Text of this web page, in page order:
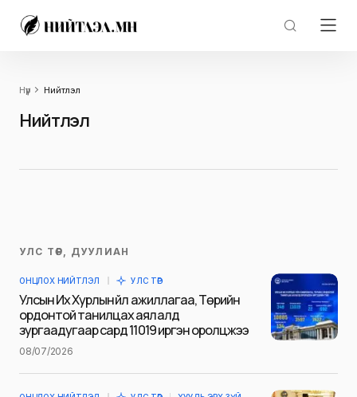
Нүүр Нийтлэл
Нийтлэл
УЛС ТӨР, ДУУЛИАН
ОНЦЛОХ НИЙТЛЭЛ УЛС ТӨР
Улсын Их Хурлын үйл ажиллагаа, Төрийн
ордонтой танилцах аялалд
зургаадугаар сард 11019 иргэн оролцжээ
08/07/2026